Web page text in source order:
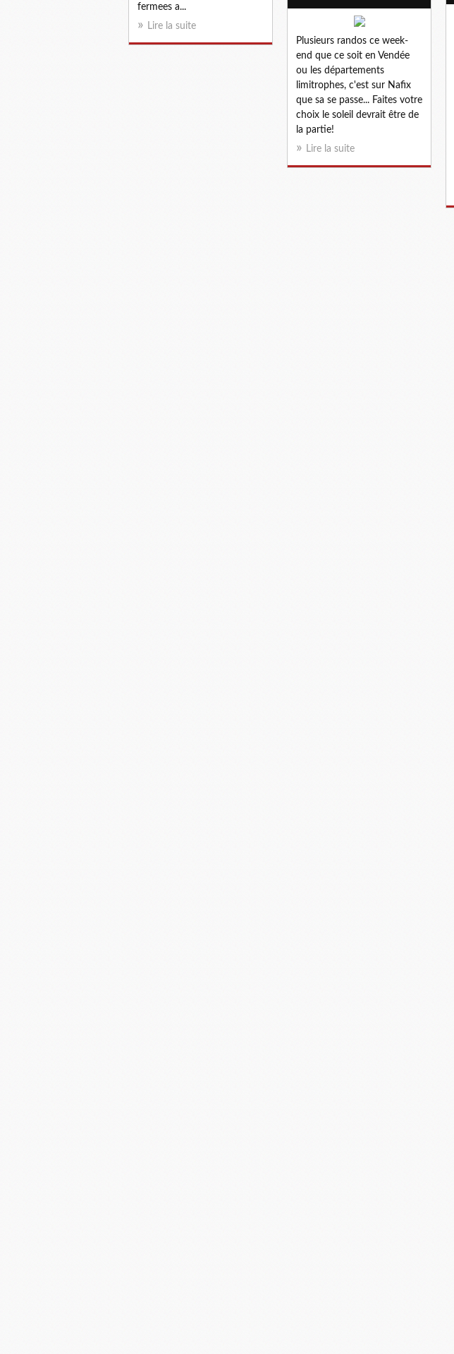
fermees a...
Lire la suite
Plusieurs randos ce week-
end que ce soit en Vendée
ou les départements
limitrophes, c'est sur Nafix
que sa se passe... Faites votre
choix le soleil devrait être de
la partie!
Lire la suite